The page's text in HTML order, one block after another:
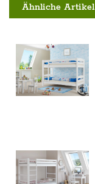
Ähnliche Artikel